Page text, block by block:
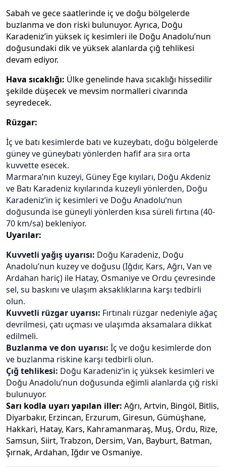
Sabah ve gece saatlerinde iç ve doğu bölgelerde
buzlanma ve don riski bulunuyor. Ayrıca, Doğu
Karadeniz’in yüksek iç kesimleri ile Doğu Anadolu’nun
doğusundaki dik ve yüksek alanlarda çığ tehlikesi
devam ediyor.
Hava sıcaklığı: Ülke genelinde hava sıcaklığı hissedilir
şekilde düşecek ve mevsim normalleri civarında
seyredecek.
Rüzgar:
İç ve batı kesimlerde batı ve kuzeybatı, doğu bölgelerde
güney ve güneybatı yönlerden hafif ara sıra orta
kuvvette esecek.
Marmara’nın kuzeyi, Güney Ege kıyıları, Doğu Akdeniz
ve Batı Karadeniz kıyılarında kuzeyli yönlerden, Doğu
Karadeniz’in iç kesimleri ve Doğu Anadolu’nun
doğusunda ise güneyli yönlerden kısa süreli fırtına (40-
70 km/sa) bekleniyor.
Uyarılar:
Kuvvetli yağış uyarısı: Doğu Karadeniz, Doğu
Anadolu’nun kuzey ve doğusu (Iğdır, Kars, Ağrı, Van ve
Ardahan hariç) ile Hatay, Osmaniye ve Ordu çevresinde
sel, su baskını ve ulaşım aksaklıklarına karşı tedbirli
olun.
Kuvvetli rüzgar uyarısı: Fırtınalı rüzgar nedeniyle ağaç
devrilmesi, çatı uçması ve ulaşımda aksamalara dikkat
edilmeli.
Buzlanma ve don uyarısı: İç ve doğu kesimlerde don
ve buzlanma riskine karşı tedbirli olun.
Çığ tehlikesi: Doğu Karadeniz’in iç yüksek kesimleri ve
Doğu Anadolu’nun doğusunda eğimli alanlarda çığ riski
bulunuyor.
Sarı kodla uyarı yapılan iller: Ağrı, Artvin, Bingöl, Bitlis,
Diyarbakır, Erzincan, Erzurum, Giresun, Gümüşhane,
Hakkari, Hatay, Kars, Kahramanmaraş, Muş, Ordu, Rize,
Samsun, Siirt, Trabzon, Dersim, Van, Bayburt, Batman,
Şırnak, Ardahan, Iğdır ve Osmaniye.